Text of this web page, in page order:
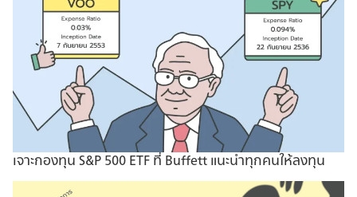
เจาะกองทุน S&P 500 ETF ที่ Buffett แนะนำทุกคนให้ลงทุน